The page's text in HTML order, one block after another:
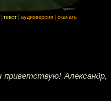
текст аудиоверсия скачать
приветствую! Александр,